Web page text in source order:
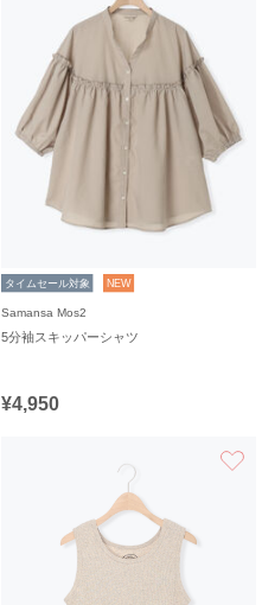
タイムセール対象 NEW
Samansa Mos2
5分袖スキッパーシャツ
¥4,950